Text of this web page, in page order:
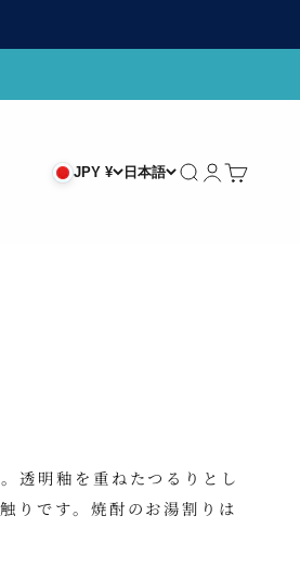
JPY ¥ 日本語 検索 ログイン
カート
透明釉を重ねたつるりとし
りです。焼酎のお湯割りは